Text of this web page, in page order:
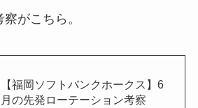
がこちら。
【福岡ソフトバンクホークス】6
月の先発ローテーション考察